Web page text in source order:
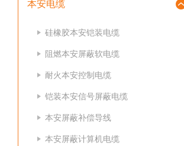
本安电缆
硅橡胶本安铠装电缆
阻燃本安屏蔽软电缆
耐火本安控制电缆
铠装本安信号屏蔽电缆
本安屏蔽补偿导线
本安屏蔽计算机电缆